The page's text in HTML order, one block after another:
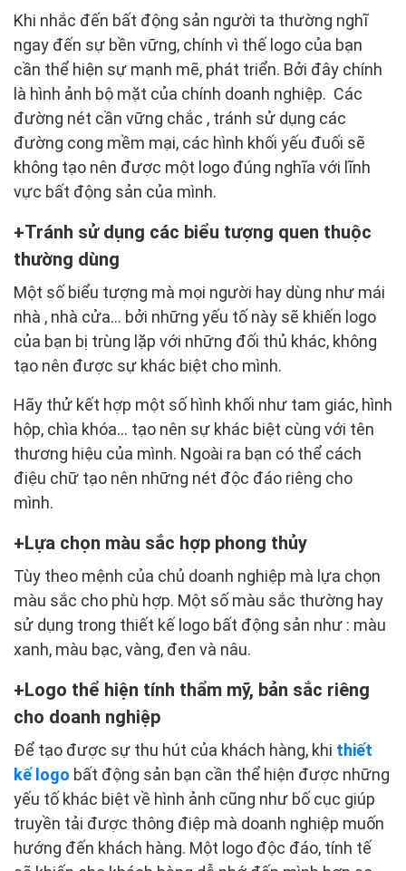
Khi nhắc đến bất động sản người ta thường nghĩ
ngay đến sự bền vững, chính vì thế logo của bạn
cần thể hiện sự mạnh mẽ, phát triển. Bởi đây chính
là hình ảnh bộ mặt của chính doanh nghiệp. Các
đường nét cần vững chắc , tránh sử dụng các
đường cong mềm mại, các hình khối yếu đuối sẽ
không tạo nên được một logo đúng nghĩa với lĩnh
vực bất động sản của mình.
Tránh sử dụng các biểu tượng quen thuộc
thường dùng
Một số biểu tượng mà mọi người hay dùng như mái
nhà , nhà cửa… bởi những yếu tố này sẽ khiến logo
của bạn bị trùng lặp với những đối thủ khác, không
tạo nên được sự khác biệt cho mình.
Hãy thử kết hợp một số hình khối như tam giác, hình
hộp, chìa khóa… tạo nên sự khác biệt cùng với tên
thương hiệu của mình. Ngoài ra bạn có thể cách
điệu chữ tạo nên những nét độc đáo riêng cho
mình.
Lựa chọn màu sắc hợp phong thủy
Tùy theo mệnh của chủ doanh nghiệp mà lựa chọn
màu sắc cho phù hợp. Một số màu sắc thường hay
sử dụng trong thiết kế logo bất động sản như : màu
xanh, màu bạc, vàng, đen và nâu.
Logo thể hiện tính thẩm mỹ, bản sắc riêng
cho doanh nghiệp
Để tạo được sự thu hút của khách hàng, khi thiết
kế logo bất động sản bạn cần thể hiện được những
yếu tố khác biệt về hình ảnh cũng như bố cục giúp
truyền tải được thông điệp mà doanh nghiệp muốn
hướng đến khách hàng. Một logo độc đáo, tính tế